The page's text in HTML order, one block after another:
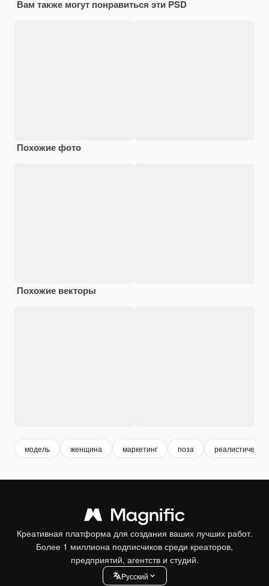
Вам также могут понравиться эти PSD
Похожие фото
Похожие векторы
модель женщина маркетинг поза реалистический
Креативная платформа для создания ваших лучших работ.
Более 1 миллиона подписчиков среди креаторов,
предприятий, агентств и студий.
Pусский